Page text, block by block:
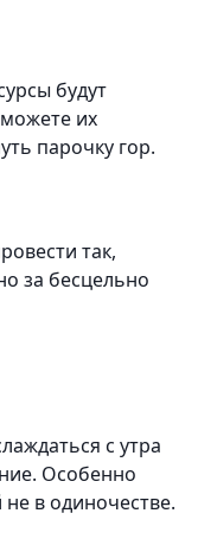
будут
их
парочку гор.
так,
за бесцельно
с утра
Особенно
в одиночестве.